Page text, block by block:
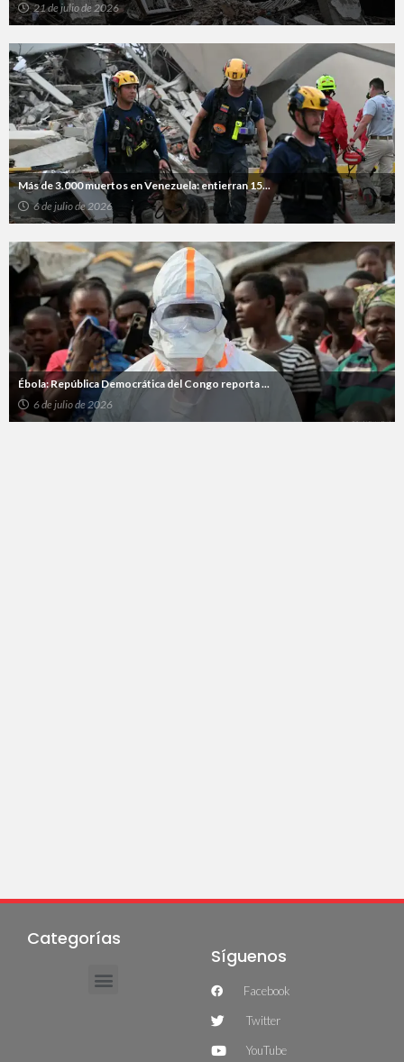
21 de julio de 2026
Más de 3.000 muertos en Venezuela: entierran 15...
6 de julio de 2026
Ébola: República Democrática del Congo reporta ...
6 de julio de 2026
Categorías
Síguenos
Facebook
Twitter
YouTube